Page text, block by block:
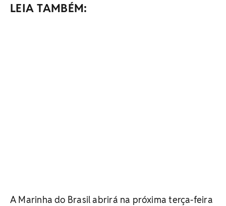
LEIA TAMBÉM:
A Marinha do Brasil abrirá na próxima terça-feira